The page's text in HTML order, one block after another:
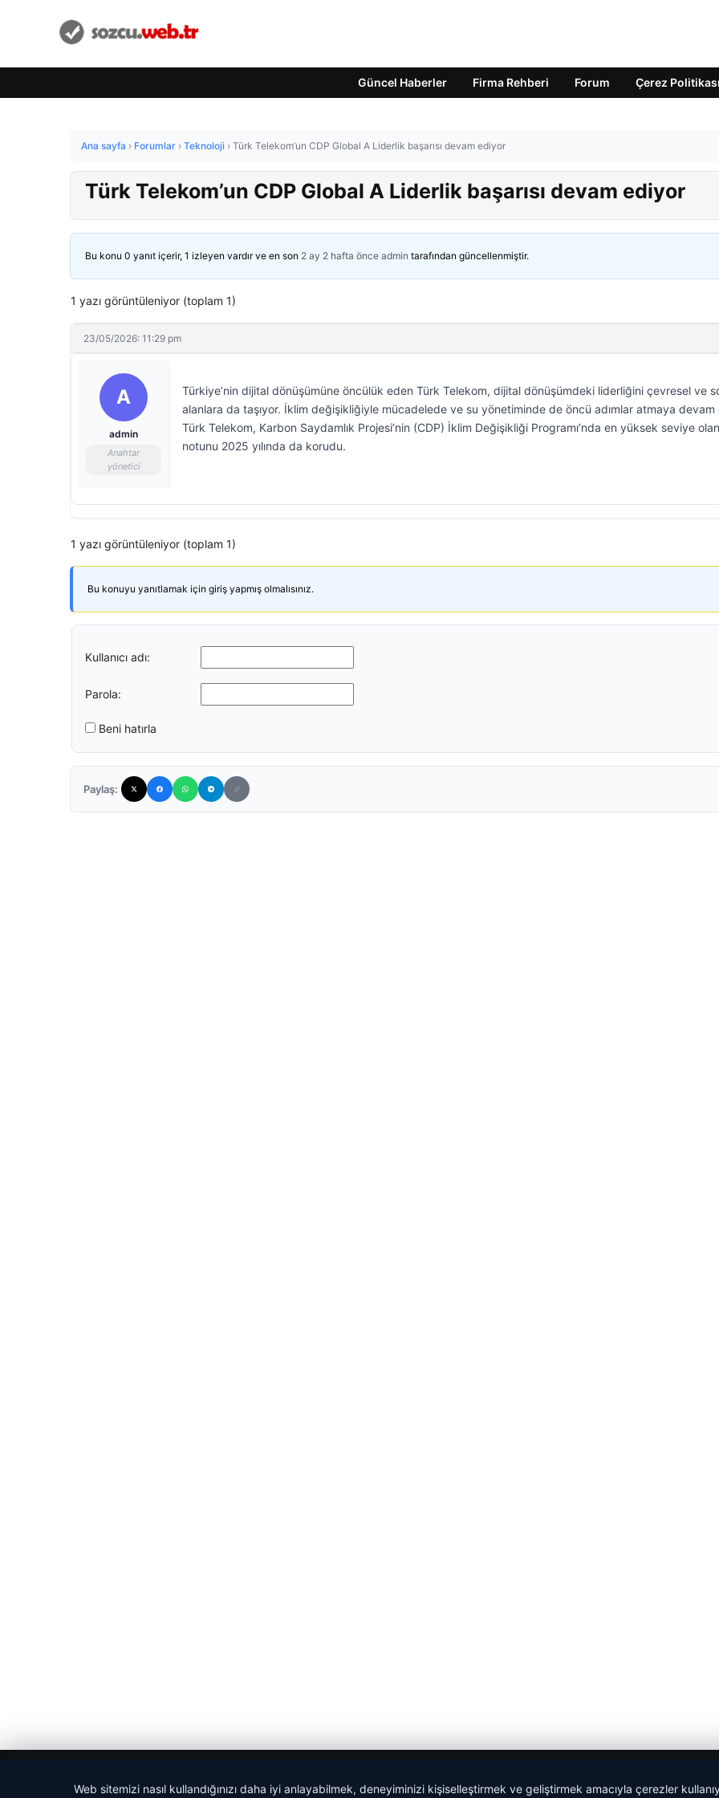
Güncel Haberler Firma Rehberi Forum Çerez Politikası
Ana sayfa › Forumlar › Teknoloji › Türk Telekom’un CDP Global A Liderlik başarısı devam ediyor
Türk Telekom’un CDP Global A Liderlik başarısı devam ediyor
Bu konu 0 yanıt içerir, 1 izleyen vardır ve en son 2 ay 2 hafta önce admin tarafından güncellenmiştir.
1 yazı görüntüleniyor (toplam 1)
23/05/2026: 11:29 pm
A
admin
Anahtar
yönetici
Türkiye’nin dijital dönüşümüne öncülük eden Türk Telekom, dijital dönüşümdeki liderliğini çevresel ve
alanlara da taşıyor. İklim değişikliğiyle mücadelede ve su yönetiminde de öncü adımlar atmaya devam
Türk Telekom, Karbon Saydamlık Projesi’nin (CDP) İklim Değişikliği Programı’nda en yüksek seviye olan
notunu 2025 yılında da korudu.
1 yazı görüntüleniyor (toplam 1)
Bu konuyu yanıtlamak için giriş yapmış olmalısınız.
Kullanıcı adı:
Parola:
Beni hatırla
Paylaş:
Web sitemizi nasıl kullandığınızı daha iyi anlayabilmek, deneyiminizi kişiselleştirmek ve geliştirmek amacıyla çerezler